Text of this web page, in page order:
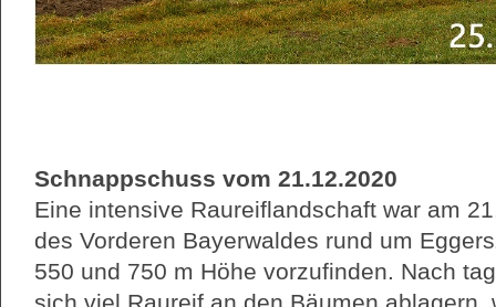
Schnappschuss vom 21.12.2020
Eine intensive Raureiflandschaft war am
des Vorderen Bayerwaldes rund um
550 und 750 m Höhe vorzufinden. Nach